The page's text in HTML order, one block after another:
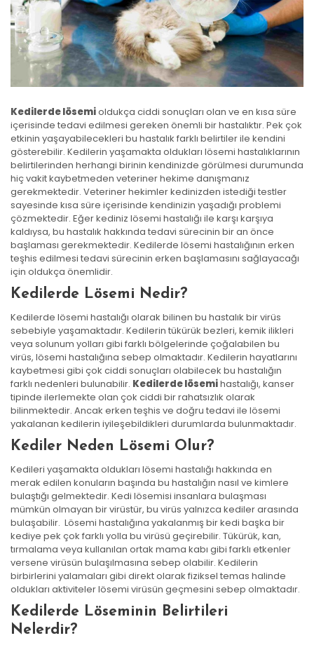
Kedilerde lösemioldukça ciddi sonuçları olan ve en kısa süre
içerisinde tedavi edilmesi gereken önemli bir hastalıktır. Pek çok
etkinin yaşayabilecekleri bu hastalık farklı belirtiler ile kendini
gösterebilir. Kedilerin yaşamakta oldukları lösemi hastalıklarının
belirtilerinden herhangi birinin kendinizde görülmesi durumunda
hiç vakit kaybetmeden veteriner hekime danışmanız
gerekmektedir. Veteriner hekimler kedinizden istediği testler
sayesinde kısa süre içerisinde kendinizin yaşadığı problemi
çözmektedir. Eğer kediniz lösemi hastalığı ile karşı karşıya
kaldıysa, bu hastalık hakkında tedavi sürecinin bir an önce
başlaması gerekmektedir. Kedilerde lösemi hastalığının erken
teşhis edilmesi tedavi sürecinin erken başlamasını sağlayacağı
için oldukça önemlidir.
Kedilerde Lösemi Nedir?
Kedilerde lösemi hastalığı olarak bilinen bu hastalık bir virüs
sebebiyle yaşamaktadır. Kedilerin tükürük bezleri, kemik ilikleri
veya solunum yolları gibi farklı bölgelerinde çoğalabilen bu
virüs, lösemi hastalığına sebep olmaktadır. Kedilerin hayatlarını
kaybetmesi gibi çok ciddi sonuçları olabilecek bu hastalığın
farklı nedenleri bulunabilir. Kedilerde lösemihastalığı, kanser
tipinde ilerlemekte olan çok ciddi bir rahatsızlık olarak
bilinmektedir. Ancak erken teşhis ve doğru tedavi ile lösemi
yakalanan kedilerin iyileşebildikleri durumlarda bulunmaktadır.
Kediler Neden Lösemi Olur?
Kedileri yaşamakta oldukları lösemi hastalığı hakkında en
merak edilen konuların başında bu hastalığın nasıl ve kimlere
bulaştığı gelmektedir. Kedi lösemisi insanlara bulaşması
mümkün olmayan bir virüstür, bu virüs yalnızca kediler arasında
bulaşabilir. Lösemi hastalığına yakalanmış bir kedi başka bir
kediye pek çok farklı yolla bu virüsü geçirebilir. Tükürük, kan,
tırmalama veya kullanılan ortak mama kabı gibi farklı etkenler
versene virüsün bulaşılmasına sebep olabilir. Kedilerin
birbirlerini yalamaları gibi direkt olarak fiziksel temas halinde
oldukları aktiviteler lösemi virüsün geçmesini sebep olmaktadır.
Kedilerde Löseminin Belirtileri
Nelerdir?